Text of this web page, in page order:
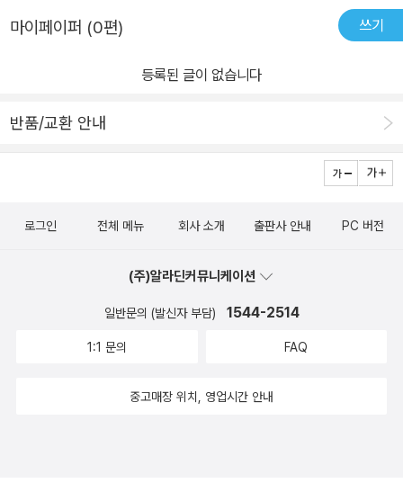
다. 그 둘은 틈만 나면 몰래신비수폴라 숲에서 만나 노래하며 어울려
된 재닛의 할아버지와 빌의 할머니는 뭐라고 했을까?재닛의 할아버
슴 같은 떼거리에다 말이 안 통하는 무리이며 또 시커먼 차를 마시고
결혼하면 안 된다고 한다. 스뾰강들은 볼그레한 우유를 마시고 갈색
지는 오랜 세월 전라도 사람들의 대한 편견을 심하게 가지고 있었다.
도 사람들의 대한 편견을 심하게 가지고 있었다. 그런 부모 밑에서 자
란 경상도 출신인 나와 전라도 출신인 친구는 수 십 년 동안 아무런 갈
한 편견도 없이 서로를 있는그대로 바라볼 수 있었다. 정치적으로 충
의 주인공은 마치 로미오와 줄리엣을 떠올리게 한다. 현재도수 많은
마이페이퍼 (0편) 쓰기
등록된 글이 없습니다
반품/교환 안내
로그인 전체 메뉴 회사 소개 출판사 안내 PC 버전
(주)알라딘커뮤니케이션
일반문의 (발신자 부담) 1544-2514
1:1 문의 FAQ
중고매장 위치, 영업시간 안내